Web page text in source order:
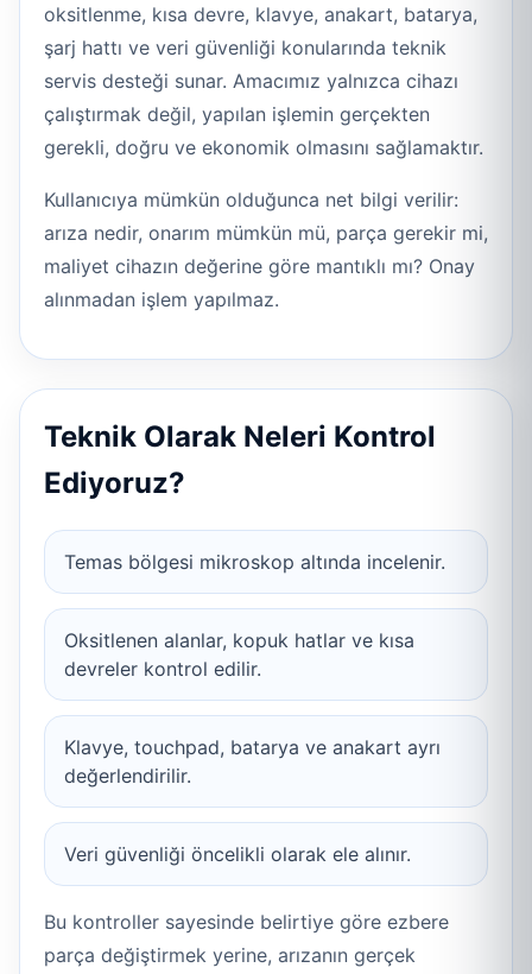
oksitlenme, kısa devre, klavye, anakart, batarya,
şarj hattı ve veri güvenliği konularında teknik
servis desteği sunar. Amacımız yalnızca cihazı
çalıştırmak değil, yapılan işlemin gerçekten
gerekli, doğru ve ekonomik olmasını sağlamaktır.
Kullanıcıya mümkün olduğunca net bilgi verilir:
arıza nedir, onarım mümkün mü, parça gerekir mi,
maliyet cihazın değerine göre mantıklı mı? Onay
alınmadan işlem yapılmaz.
Teknik Olarak Neleri Kontrol
Ediyoruz?
Temas bölgesi mikroskop altında incelenir.
Oksitlenen alanlar, kopuk hatlar ve kısa
devreler kontrol edilir.
Klavye, touchpad, batarya ve anakart ayrı
değerlendirilir.
Veri güvenliği öncelikli olarak ele alınır.
Bu kontroller sayesinde belirtiye göre ezbere
parça değiştirmek yerine, arızanın gerçek